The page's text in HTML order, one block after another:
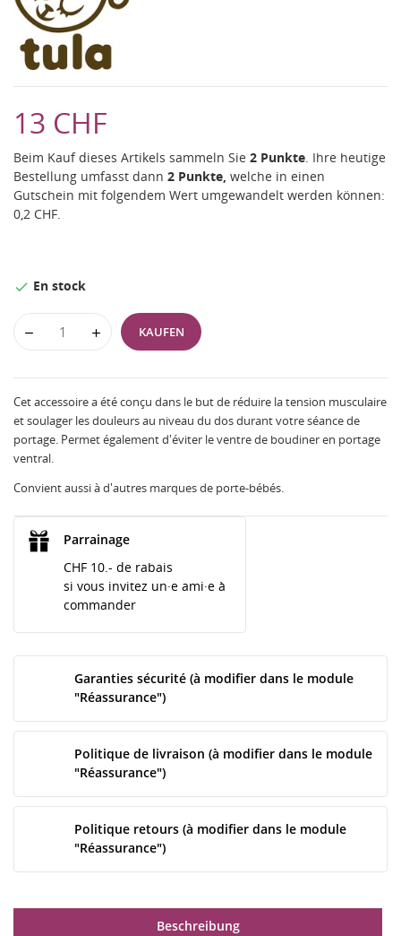
13 CHF
Beim Kauf dieses Artikels sammeln Sie 2 Punkte . Ihre heutige
Bestellung umfasst dann 2 Punkte, welche in einen
Gutschein mit folgendem Wert umgewandelt werden können:
0,2 CHF
 En stock
KAUFEN
Cet accessoire a été conçu dans le but de réduire la tension musculaire
et soulager les douleurs au niveau du dos durant votre séance de
portage. Permet également d'éviter le ventre de boudiner en portage
ventral.
Convient aussi à d'autres marques de porte-bébés.
Parrainage
CHF 10.- de rabais
si vous invitez un·e ami·e à
commander
Garanties sécurité (à modifier dans le module
"Réassurance")
Politique de livraison (à modifier dans le module
"Réassurance")
Politique retours (à modifier dans le module
"Réassurance")
Beschreibung